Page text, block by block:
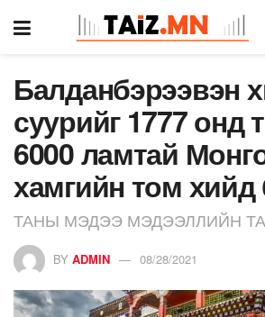
Балданбэрээвэн
суурийг 1777 онд
6000 ламтай
хамгийн том
ТАНЫ МЭДЭЭ МЭДЭЭЛЛИЙН
BY ADMIN 08/28/2021